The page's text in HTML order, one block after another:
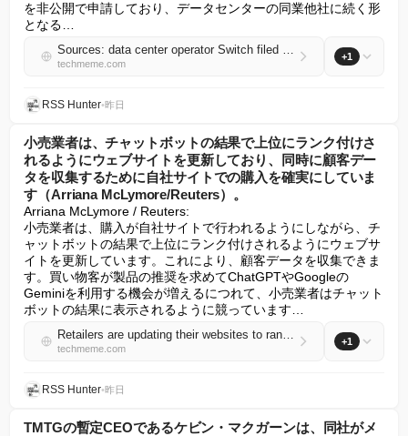
を非公開で申請しており、データセンターの同業他社に続く形
となる…
Sources: data center operator Switch filed confidentially for a US IPO, and a listing could take place as soon as November; Ben Horowitz is joining its board (Bailey Lipschultz/Bloomberg)
techmeme.com
+1
RSS Hunter•昨日
小売業者は、チャットボットの結果で上位にランク付けさ
れるようにウェブサイトを更新しており、同時に顧客デー
タを収集するために自社サイトでの購入を確実にしていま
す（Arriana McLymore/Reuters）。
Arriana McLymore / Reuters:
小売業者は、購入が自社サイトで行われるようにしながら、チ
ャットボットの結果で上位にランク付けされるようにウェブサ
イトを更新しています。これにより、顧客データを収集できま
す。買い物客が製品の推奨を求めてChatGPTやGoogleの
Geminiを利用する機会が増えるにつれて、小売業者はチャット
ボットの結果に表示されるように競っています…
Retailers are updating their websites to rank highly in chatbot results, while making sure purchases are done on their own sites to collect customer data (Arriana McLymore/Reuters)
techmeme.com
+1
RSS Hunter•昨日
TMTGの暫定CEOであるケビン・マクガーンは、同社がメ